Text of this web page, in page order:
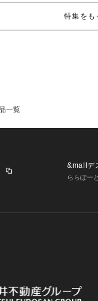
特集をも
一覧
&mallデ
ららぽー
人情報の取り扱いについて